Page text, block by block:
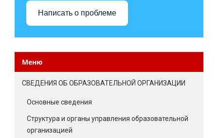
Написать о проблеме
Меню
СВЕДЕНИЯ ОБ ОБРАЗОВАТЕЛЬНОЙ ОРГАНИЗАЦИИ
Основные сведения
Структура и органы управления образовательной
организацией